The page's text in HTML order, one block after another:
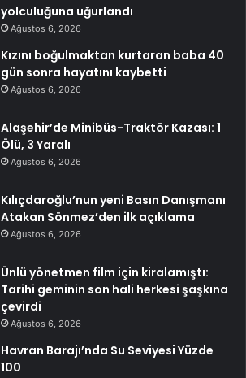
yolculuğuna uğurlandı
Ağustos 6, 2026
Kızını boğulmaktan kurtaran baba 40
gün sonra hayatını kaybetti
Ağustos 6, 2026
Alaşehir’de Minibüs-Traktör Kazası: 1
Ölü, 3 Yaralı
Ağustos 6, 2026
Kılıçdaroğlu’nun yeni Basın Danışmanı
Atakan Sönmez’den ilk açıklama
Ağustos 6, 2026
Ünlü yönetmen film için kiralamıştı:
Tarihi geminin son hali herkesi şaşkına
çevirdi
Ağustos 6, 2026
Havran Barajı’nda Su Seviyesi Yüzde
100